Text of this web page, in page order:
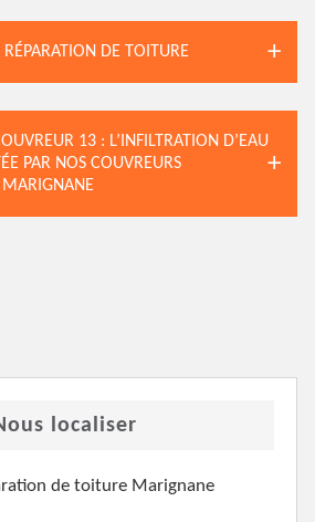
RÉPARATION DE TOITURE
13 : L’INFILTRATION D’EAU
PAR NOS COUVREURS
MARIGNANE
localiser
de toiture Marignane